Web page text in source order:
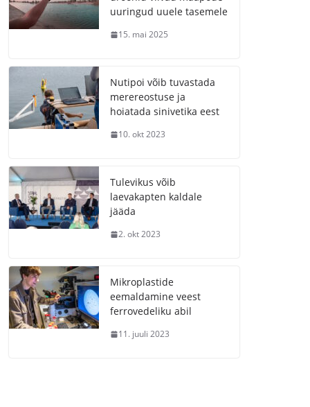
uuringud uuele tasemele
15. mai 2025
Nutipoi võib tuvastada
merereostuse ja
hoiatada sinivetika eest
10. okt 2023
Tulevikus võib
laevakapten kaldale
jääda
2. okt 2023
Mikroplastide
eemaldamine veest
ferrovedeliku abil
11. juuli 2023